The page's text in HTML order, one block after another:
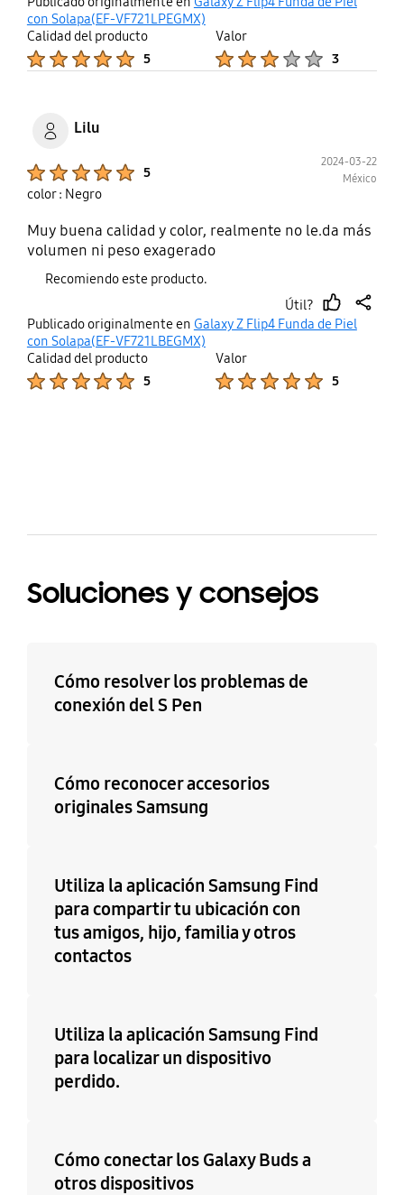
con Solapa(EF-VF721LPEGMX)
Calidad del producto
5
Valor
3
Lilu
5
2024-03-22
México
color : Negro
Muy buena calidad y color, realmente no le.da más
volumen ni peso exagerado
Recomiendo este producto.
Útil?
thumbshare
Publicado originalmente en Galaxy Z Flip4 Funda de Piel
con Solapa(EF-VF721LBEGMX)
Calidad del producto
5
Valor
5
Soluciones y consejos
Cómo resolver los problemas de
conexión del S Pen
Cómo reconocer accesorios
originales Samsung
Utiliza la aplicación Samsung Find
para compartir tu ubicación con
tus amigos, hijo, familia y otros
contactos
Utiliza la aplicación Samsung Find
para localizar un dispositivo
perdido.
Cómo conectar los Galaxy Buds a
otros dispositivos